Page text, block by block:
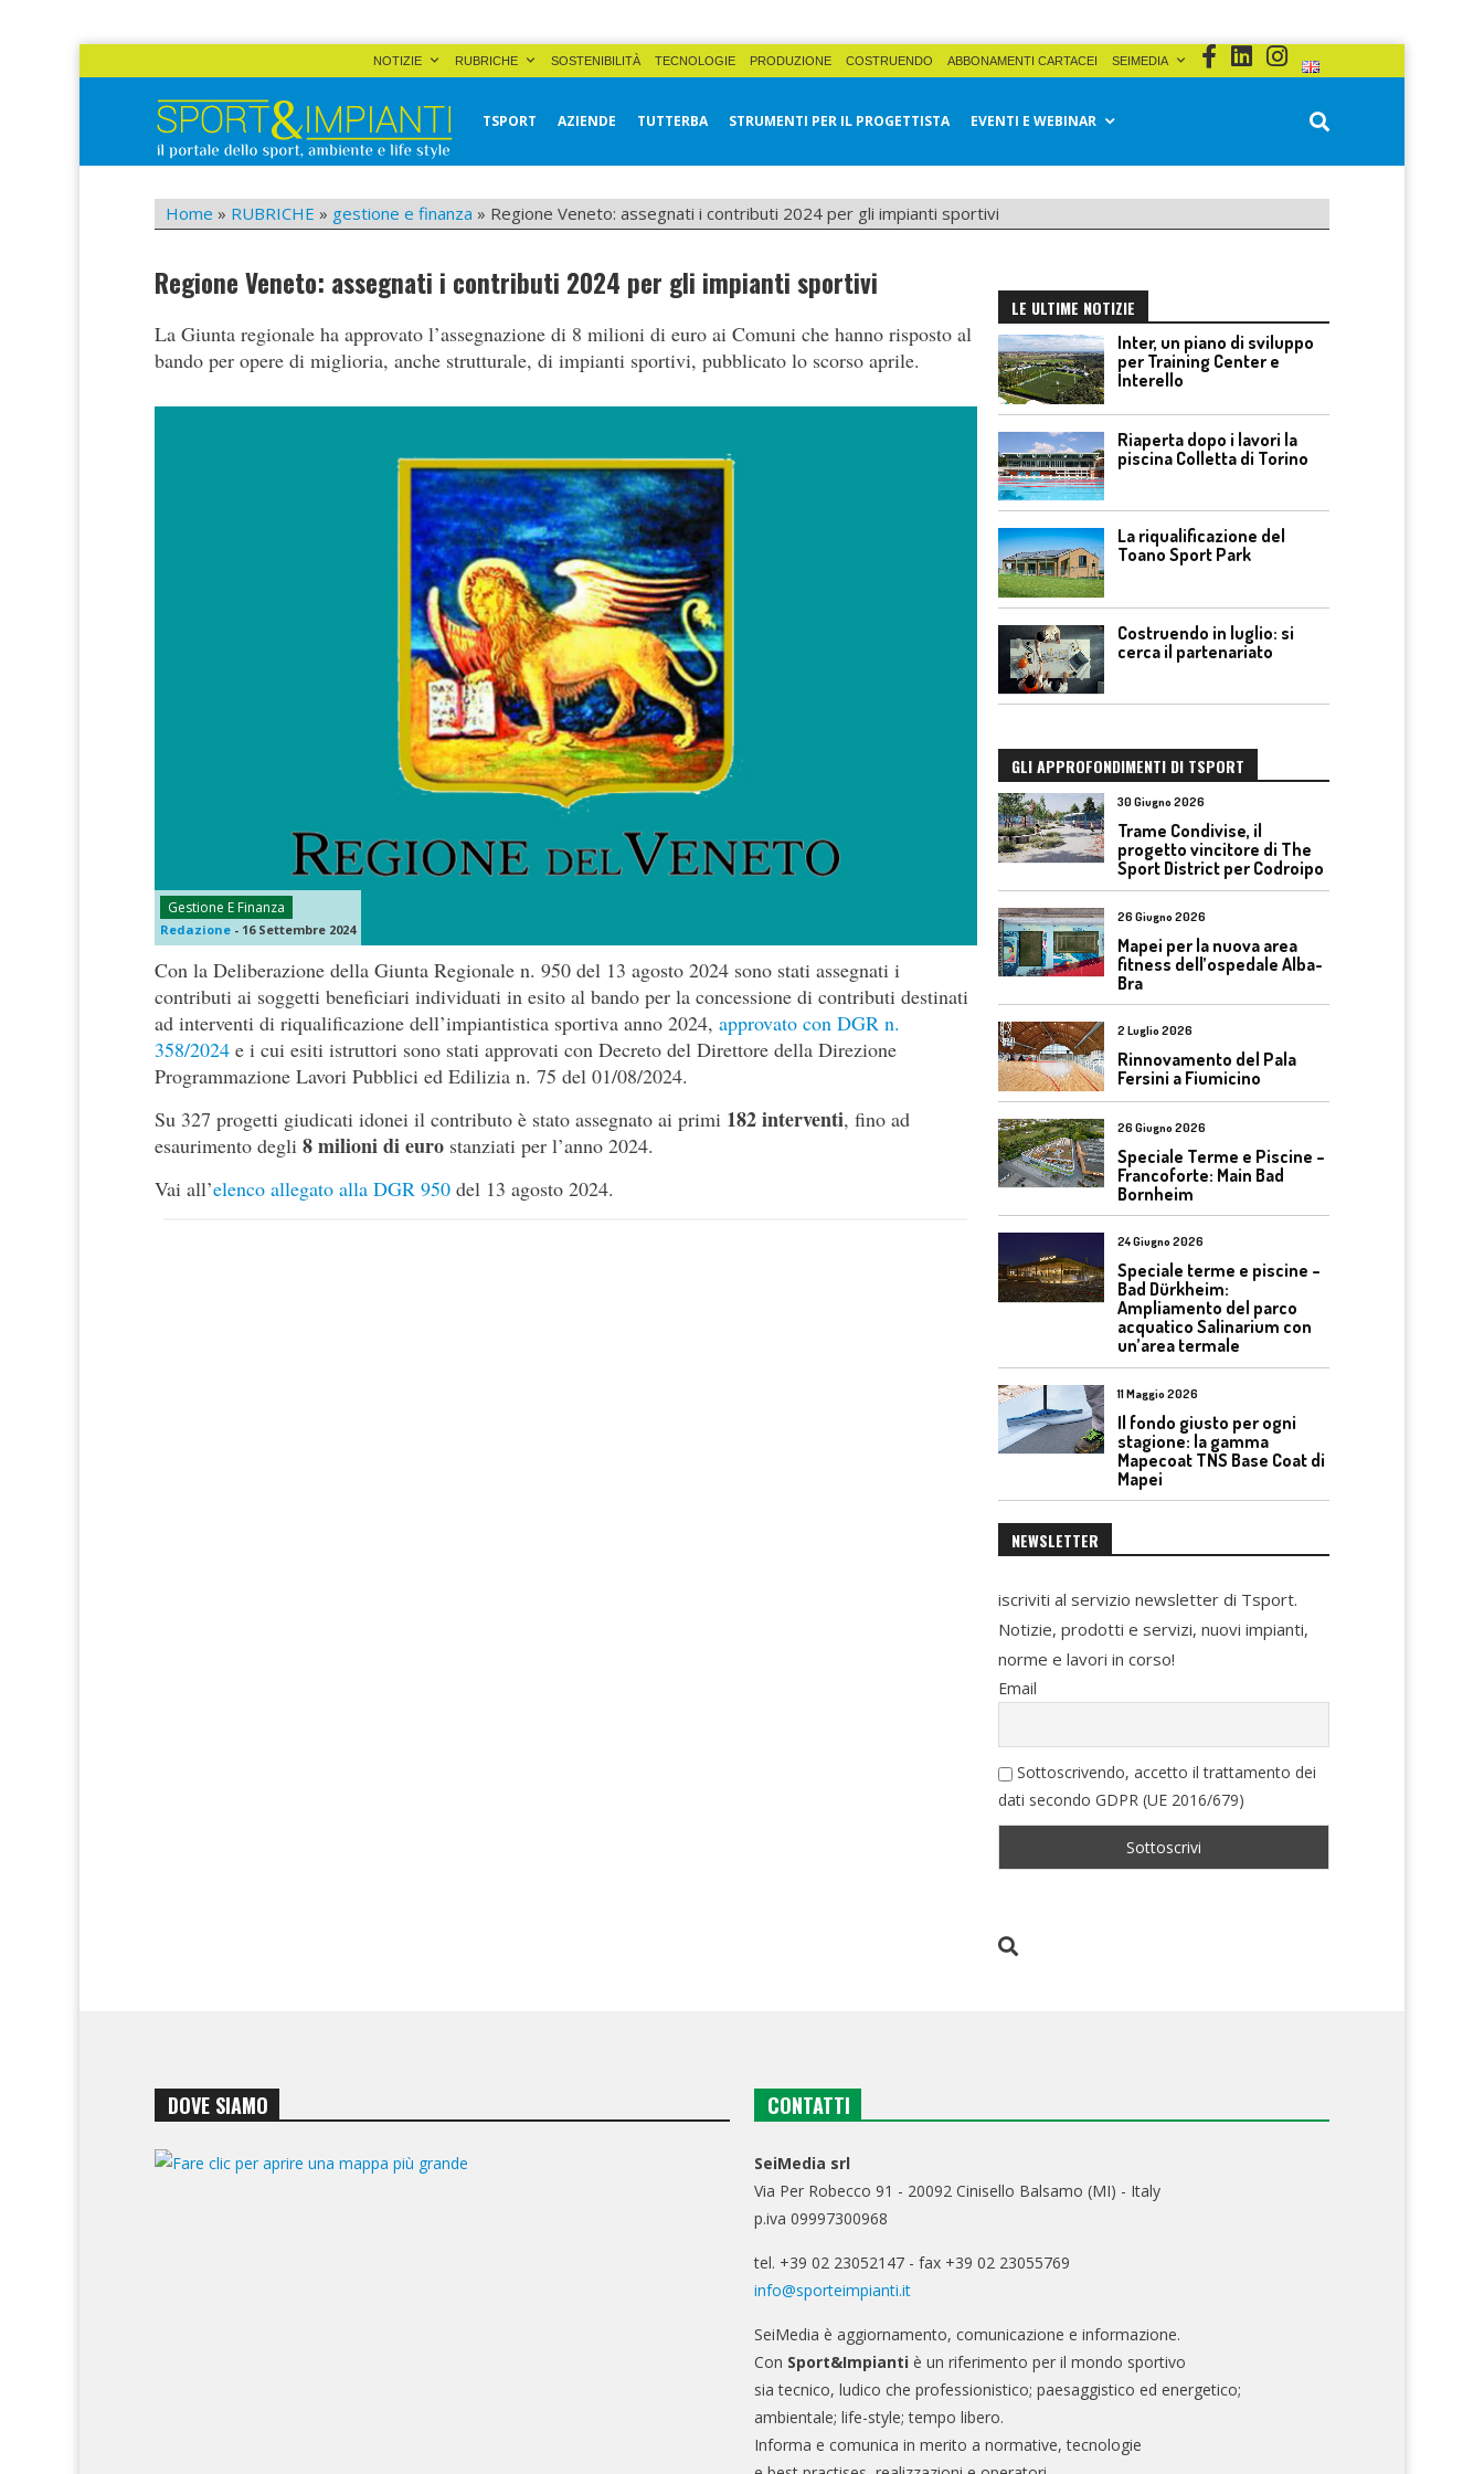
NOTIZIE RUBRICHE SOSTENIBILITÀ TECNOLOGIE PRODUZIONE COSTRUENDO ABBONAMENTI CARTACEI SEIMEDIA
Sport&Impianti
TSPORT AZIENDE TUTTERBA STRUMENTI PER IL PROGETTISTA EVENTI E WEBINAR
Home » RUBRICHE » gestione e finanza » Regione Veneto: assegnati i contributi 2024 per gli impianti sportivi
Regione Veneto: assegnati i contributi 2024 per gli impianti sportivi
La Giunta regionale ha approvato l’assegnazione di 8 milioni di euro ai Comuni che hanno risposto al
bando per opere di miglioria, anche strutturale, di impianti sportivi, pubblicato lo scorso aprile.
Gestione E Finanza
Redazione - 16 Settembre 2024
Con la Deliberazione della Giunta Regionale n. 950 del 13 agosto 2024 sono stati assegnati i
contributi ai soggetti beneficiari individuati in esito al bando per la concessione di contributi destinati
ad interventi di riqualificazione dell’impiantistica sportiva anno 2024, approvato con DGR n.
358/2024 e i cui esiti istruttori sono stati approvati con Decreto del Direttore della Direzione
Programmazione Lavori Pubblici ed Edilizia n. 75 del 01/08/2024.
Su 327 progetti giudicati idonei il contributo è stato assegnato ai primi 182 interventi, fino ad
esaurimento degli 8 milioni di euro stanziati per l’anno 2024.
Vai all’elenco allegato alla DGR 950 del 13 agosto 2024.
LE ULTIME NOTIZIE
Inter, un piano di sviluppo
per Training Center e
Interello
Riaperta dopo i lavori la
piscina Colletta di Torino
La riqualificazione del
Toano Sport Park
Costruendo in luglio: si
cerca il partenariato
GLI APPROFONDIMENTI DI TSPORT
30 Giugno 2026
Trame Condivise, il
progetto vincitore di The
Sport District per Codroipo
26 Giugno 2026
Mapei per la nuova area
fitness dell’ospedale Alba-
Bra
2 Luglio 2026
Rinnovamento del Pala
Fersini a Fiumicino
26 Giugno 2026
Speciale Terme e Piscine –
Francoforte: Main Bad
Bornheim
24 Giugno 2026
Speciale terme e piscine –
Bad Dürkheim:
Ampliamento del parco
acquatico Salinarium con
un’area termale
11 Maggio 2026
Il fondo giusto per ogni
stagione: la gamma
Mapecoat TNS Base Coat di
Mapei
NEWSLETTER
iscriviti al servizio newsletter di Tsport.
Notizie, prodotti e servizi, nuovi impianti,
norme e lavori in corso!
Email
Sottoscrivendo, accetto il trattamento dei
dati secondo GDPR (UE 2016/679)
DOVE SIAMO CONTATTI
SeiMedia srl
Via Per Robecco 91 - 20092 Cinisello Balsamo (MI) - Italy
p.iva 09997300968
tel. +39 02 23052147 - fax +39 02 23055769
info@sporteimpianti.it
SeiMedia è aggiornamento, comunicazione e informazione.
Con Sport&Impianti è un riferimento per il mondo sportivo
sia tecnico, ludico che professionistico; paesaggistico ed energetico;
ambientale; life-style; tempo libero.
Informa e comunica in merito a normative, tecnologie